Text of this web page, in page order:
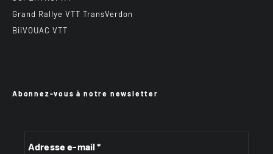
Grand Rallye VTT TransVerdon
BiiVOUAC VTT
Abonnez-vous à notre newsletter